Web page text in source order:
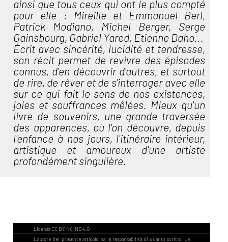
ainsi que tous ceux qui ont le plus compté
pour elle : Mireille et Emmanuel Berl,
Patrick Modiano, Michel Berger, Serge
Gainsbourg, Gabriel Yared, Etienne Daho...
Écrit avec sincérité, lucidité et tendresse,
son récit permet de revivre des épisodes
connus, d'en découvrir d'autres, et surtout
de rire, de rêver et de s'interroger avec elle
sur ce qui fait le sens de nos existences,
joies et souffrances mêlées. Mieux qu'un
livre de souvenirs, une grande traversée
des apparences, où l'on découvre, depuis
l'enfance à nos jours, l'itinéraire intérieur,
artistique et amoureux d'une artiste
profondément singulière.